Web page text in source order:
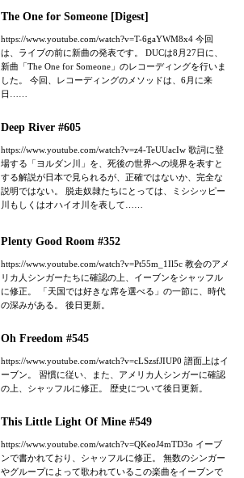
The One for Someone [Digest]
https://www.youtube.com/watch?v=T-6gaYWM8x4 今回
は、ライブの前に新曲の発表です。 DUCは8月27日に、
新曲「The One for Someone」のレコーディングを行いま
した。 今回、レコーディングのメソッドは、6月に来
日……
Deep River #605
https://www.youtube.com/watch?v=z4-TeUUacIw 歌詞に登
場する「ヨルダン川」を、死後の世界への境界を表すと
する解説が日本で見られるが、正確ではないか、完全な
説明ではない。 脱走奴隷たちにとっては、ミシシッピー
川もしくはオハイオ川を表して……
Plenty Good Room #352
https://www.youtube.com/watch?v=Pt55m_1Il5c 教会のアメ
リカ人シンガーたちに確認の上、イーブンをシャッフル
に修正。 「天国では好きな席を選べる」の一節に、時代
の深みがある。 後日更新。
Oh Freedom #545
https://www.youtube.com/watch?v=cLSzsfJIUP0 譜面上はイ
ーブン。 習慣に従い、また、アメリカ人シンガーに確認
の上、シャッフルに修正。 歴史について後日更新。
This Little Light Of Mine #549
https://www.youtube.com/watch?v=QKeoJ4mTD3o イーブ
ンで書かれており、シャッフルに修正。 無数のシンガー
やグループによって歌われているこの楽曲をイーブンで